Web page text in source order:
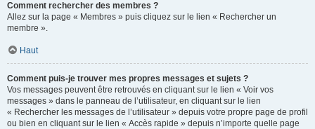
Comment rechercher des membres ?
Allez sur la page « Membres » puis cliquez sur le lien « Rechercher un
membre ».
Haut
Comment puis-je trouver mes propres messages et sujets ?
Vos messages peuvent être retrouvés en cliquant sur le lien « Voir vos
messages » dans le panneau de l’utilisateur, en cliquant sur le lien
« Rechercher les messages de l’utilisateur » depuis votre propre page de profil
ou bien en cliquant sur le lien « Accès rapide » depuis n’importe quelle page